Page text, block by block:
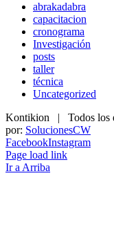
abrakadabra
capacitacion
cronograma
Investigación
posts
taller
técnica
Uncategorized
Kontikion | Todos los
por: SolucionesCW
FacebookInstagram
Page load link
Ir a Arriba